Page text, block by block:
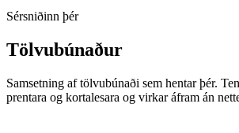
Sérsniðinn þér
Tölvubúnaður
Samsetning af tölvubúnaði sem hentar þér.
prentara og kortalesara og virkar áfram án